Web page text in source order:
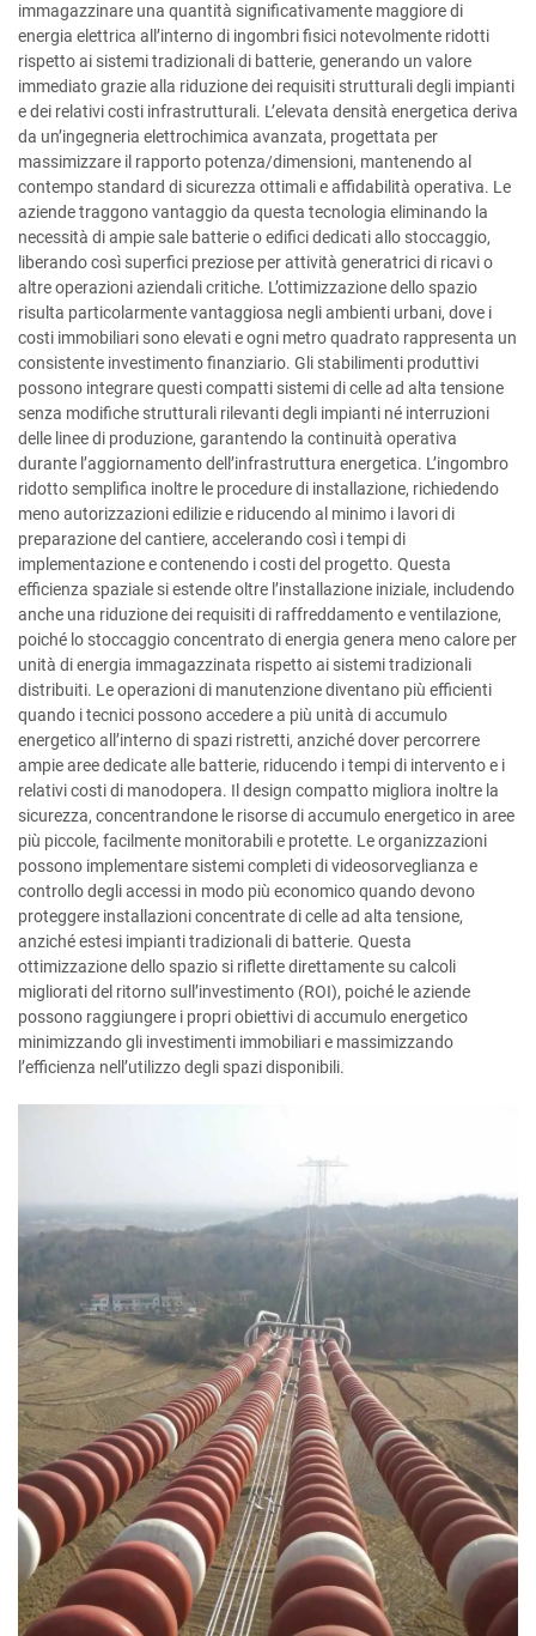
immagazzinare una quantità significativamente maggiore di
energia elettrica all’interno di ingombri fisici notevolmente ridotti
rispetto ai sistemi tradizionali di batterie, generando un valore
immediato grazie alla riduzione dei requisiti strutturali degli impianti
e dei relativi costi infrastrutturali. L’elevata densità energetica deriva
da un’ingegneria elettrochimica avanzata, progettata per
massimizzare il rapporto potenza/dimensioni, mantenendo al
contempo standard di sicurezza ottimali e affidabilità operativa. Le
aziende traggono vantaggio da questa tecnologia eliminando la
necessità di ampie sale batterie o edifici dedicati allo stoccaggio,
liberando così superfici preziose per attività generatrici di ricavi o
altre operazioni aziendali critiche. L’ottimizzazione dello spazio
risulta particolarmente vantaggiosa negli ambienti urbani, dove i
costi immobiliari sono elevati e ogni metro quadrato rappresenta un
consistente investimento finanziario. Gli stabilimenti produttivi
possono integrare questi compatti sistemi di celle ad alta tensione
senza modifiche strutturali rilevanti degli impianti né interruzioni
delle linee di produzione, garantendo la continuità operativa
durante l’aggiornamento dell’infrastruttura energetica. L’ingombro
ridotto semplifica inoltre le procedure di installazione, richiedendo
meno autorizzazioni edilizie e riducendo al minimo i lavori di
preparazione del cantiere, accelerando così i tempi di
implementazione e contenendo i costi del progetto. Questa
efficienza spaziale si estende oltre l’installazione iniziale, includendo
anche una riduzione dei requisiti di raffreddamento e ventilazione,
poiché lo stoccaggio concentrato di energia genera meno calore per
unità di energia immagazzinata rispetto ai sistemi tradizionali
distribuiti. Le operazioni di manutenzione diventano più efficienti
quando i tecnici possono accedere a più unità di accumulo
energetico all’interno di spazi ristretti, anziché dover percorrere
ampie aree dedicate alle batterie, riducendo i tempi di intervento e i
relativi costi di manodopera. Il design compatto migliora inoltre la
sicurezza, concentrandone le risorse di accumulo energetico in aree
più piccole, facilmente monitorabili e protette. Le organizzazioni
possono implementare sistemi completi di videosorveglianza e
controllo degli accessi in modo più economico quando devono
proteggere installazioni concentrate di celle ad alta tensione,
anziché estesi impianti tradizionali di batterie. Questa
ottimizzazione dello spazio si riflette direttamente su calcoli
migliorati del ritorno sull’investimento (ROI), poiché le aziende
possono raggiungere i propri obiettivi di accumulo energetico
minimizzando gli investimenti immobiliari e massimizzando
l’efficienza nell’utilizzo degli spazi disponibili.